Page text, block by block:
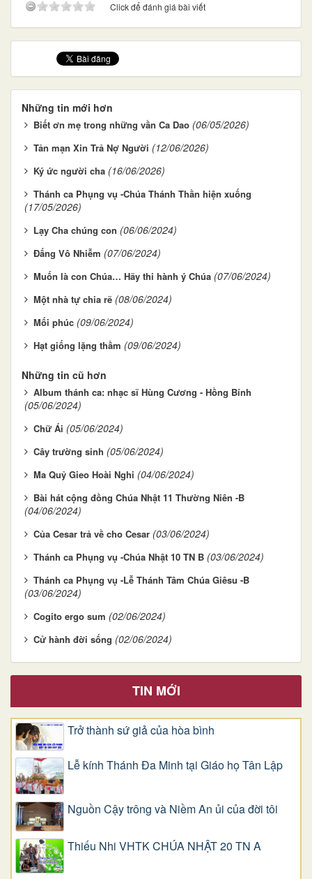
Click để đánh giá bài viết
Những tin mới hơn
Biết ơn mẹ trong những vần Ca Dao (06/05/2026)
Tản mạn Xin Trả Nợ Người (12/06/2026)
Ký ức người cha (16/06/2026)
Thánh ca Phụng vụ -Chúa Thánh Thần hiện xuống
(17/05/2026)
Lạy Cha chúng con (06/06/2024)
Đấng Vô Nhiễm (07/06/2024)
Muốn là con Chúa… Hãy thi hành ý Chúa (07/06/2024)
Một nhà tự chia rẽ (08/06/2024)
Mối phúc (09/06/2024)
Hạt giống lặng thầm (09/06/2024)
Những tin cũ hơn
Album thánh ca: nhạc sĩ Hùng Cương - Hồng Bính
(05/06/2024)
Chữ Ái (05/06/2024)
Cây trường sinh (05/06/2024)
Ma Quỷ Gieo Hoài Nghi (04/06/2024)
Bài hát cộng đồng Chúa Nhật 11 Thường Niên -B
(04/06/2024)
Của Cesar trả về cho Cesar (03/06/2024)
Thánh ca Phụng vụ -Chúa Nhật 10 TN B (03/06/2024)
Thánh ca Phụng vụ -Lễ Thánh Tâm Chúa Giêsu -B
(03/06/2024)
Cogito ergo sum (02/06/2024)
Cử hành đời sống (02/06/2024)
TIN MỚI
Trở thành sứ giả của hòa bình
Lễ kính Thánh Đa Minh tại Giáo họ Tân Lập
Nguồn Cậy trông và Niềm An ủi của đời tôi
Thiếu Nhi VHTK CHÚA NHẬT 20 TN A